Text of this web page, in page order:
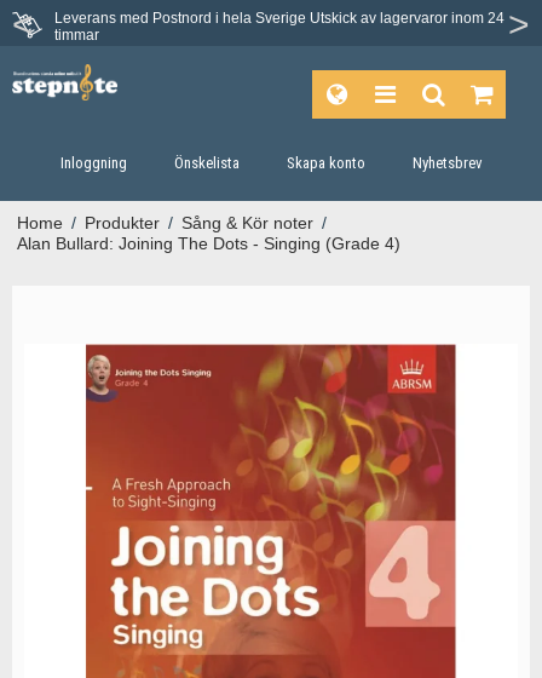
Leverans med Postnord i hela Sverige Utskick av lagervaror inom 24
timmar
Du har 30 dagars ångerrätt.
Inloggning Önskelista Skapa konto Nyhetsbrev
Home / Produkter / Sång & Kör noter /
Alan Bullard: Joining The Dots - Singing (Grade 4)